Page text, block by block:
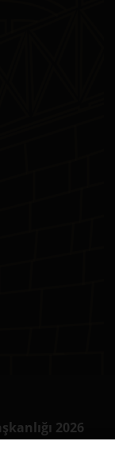
2026